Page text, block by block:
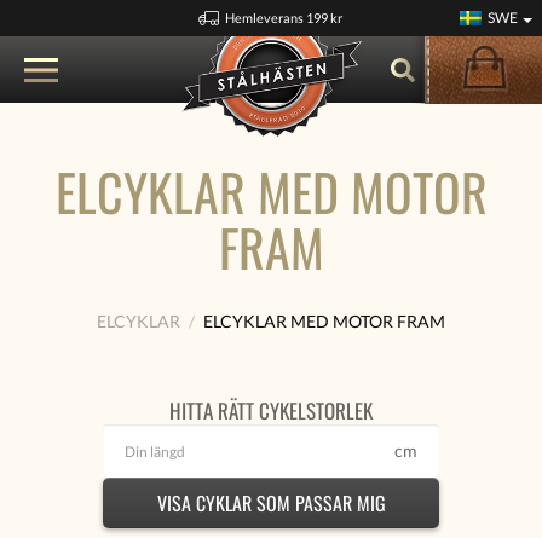
Hemleverans 199 kr SWE
ELCYKLAR MED MOTOR
FRAM
ELCYKLAR ELCYKLAR MED MOTOR FRAM
HITTA RÄTT CYKELSTORLEK
cm
VISA CYKLAR SOM PASSAR MIG